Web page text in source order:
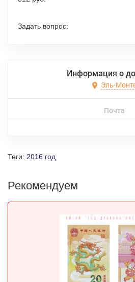
Задать вопрос:
Информация о
Эль-
Почта
Теги: 2016 год
Рекомендуем